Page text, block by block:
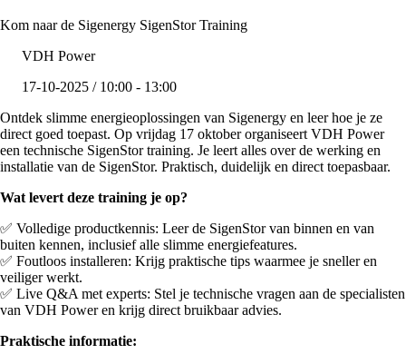
Kom naar de Sigenergy SigenStor Training
VDH Power
17-10-2025 / 10:00 - 13:00
Ontdek slimme energieoplossingen van Sigenergy en leer hoe je ze
direct goed toepast. Op vrijdag 17 oktober organiseert VDH Power
een technische SigenStor training. Je leert alles over de werking en
installatie van de SigenStor. Praktisch, duidelijk en direct toepasbaar.
Wat levert deze training je op?
✅ Volledige productkennis: Leer de SigenStor van binnen en van
buiten kennen, inclusief alle slimme energiefeatures.
✅ Foutloos installeren: Krijg praktische tips waarmee je sneller en
veiliger werkt.
✅ Live Q&A met experts: Stel je technische vragen aan de specialisten
van VDH Power en krijg direct bruikbaar advies.
Praktische informatie: